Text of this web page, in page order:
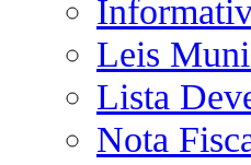
Leis
Lista
Nota